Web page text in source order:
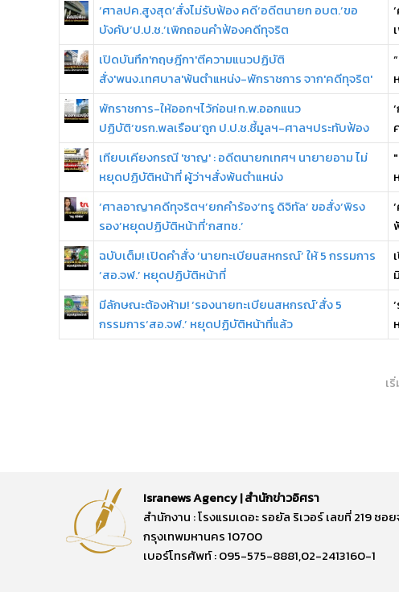
‘ศาลปค.สูงสุด’สั่งไม่รับฟ้อง คดี‘อดีตนายก อบต.’ขอ
บังคับ‘ป.ป.ช.’เพิกถอนคำฟ้องคดีทุจริต
เปิดบันทึก'กฤษฎีกา'ตีความแนวปฏิบัติ
สั่ง'พนง.เทศบาล'พ้นตำแหน่ง-พักราชการ จาก'คดีทุจริต'
พักราชการ-ให้ออกฯไว้ก่อน! ก.พ.ออกแนว
ปฏิบัติ‘ขรก.พลเรือน’ถูก ป.ป.ช.ชี้มูลฯ-ศาลฯประทับฟ้อง
เทียบเคียงกรณี 'ชาญ' : อดีตนายกเทศฯ นายายอาม ไม่
หยุดปฏิบัติหน้าที่ ผู้ว่าฯสั่งพ้นตำแหน่ง
‘ศาลอาญาคดีทุจริตฯ’ยกคำร้อง‘ทรู ดิจิทัล’ ขอสั่ง‘พิรง
รอง’หยุดปฏิบัติหน้าที่‘กสทช.’
ฉบับเต็ม! เปิดคำสั่ง ‘นายทะเบียนสหกรณ์’ ให้ 5 กรรมการ
‘สอ.จฬ.’ หยุดปฏิบัติหน้าที่
มีลักษณะต้องห้าม! ‘รองนายทะเบียนสหกรณ์’สั่ง 5
กรรมการ‘สอ.จฬ.’ หยุดปฏิบัติหน้าที่แล้ว
เ
Isranews Agency | สำนักข่าวอิศรา
สำนักงาน : โรงแรมเดอะ รอยัล ริเวอร์ เลขที่ 219
กรุงเทพมหานคร 10700
เบอร์โทรศัพท์ : 095-575-8881,02-2413160-1